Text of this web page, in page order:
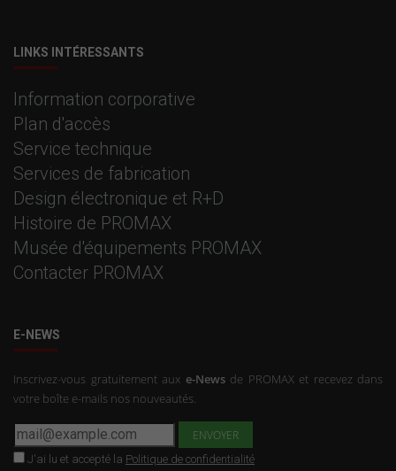
LINKS INTÉRESSANTS
Information corporative
Plan d'accès
Service technique
Services de fabrication
Design électronique et R+D
Histoire de PROMAX
Musée d'équipements PROMAX
Contacter PROMAX
E-NEWS
Inscrivez-vous gratuitement aux e-Newsde PROMAX et recevez dans
votre boîte e-mails nos nouveautés.
J'ai lu et accepté la Politique de confidentialité